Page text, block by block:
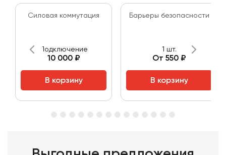
Cиловая коммутация
Подключение
10 000 ₽
В корзину
Барьеры безопасности
1 шт.
От 550 ₽
В корзину